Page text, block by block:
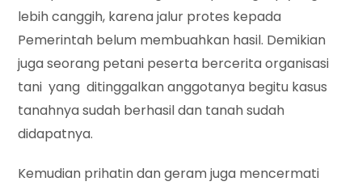
lebih canggih, karena jalur protes kepada
Pemerintah belum membuahkan hasil. Demikian
juga seorang petani peserta bercerita organisasi
tani yang ditinggalkan anggotanya begitu kasus
tanahnya sudah berhasil dan tanah sudah
didapatnya.
Kemudian prihatin dan geram juga mencermati